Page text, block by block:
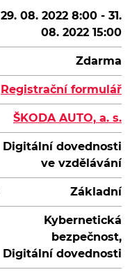
29. 08. 2022 8:00 - 31.
08. 2022 15:00
Zdarma
Registrační formulář
ŠKODA AUTO, a. s.
Digitální dovednosti
ve vzdělávání
Základní
Kybernetická
bezpečnost,
Digitální dovednosti